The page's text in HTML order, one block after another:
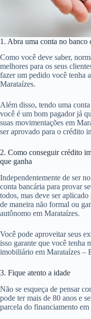
1. Abra uma conta no
Como você deve saber,
melhores para os seus
fazer um pedido você tenha
Marataízes.
Além disso, tendo uma
você é um bom pagador já
suas movimentações em
ser aprovado para o crédito
2. Como conseguir crédito
que ganha
Independentemente de ser
conta bancária para provar
todos, mas deve ser
de maneira não formal ou
autônomo em Marataízes.
Você pode aproveitar seus
isso garante que você tenha
imobiliário em Marataízes –
3. Fique atento a idade
Não se esqueça de pensar
pode ter mais de 80 anos e
parcela do financiamento em